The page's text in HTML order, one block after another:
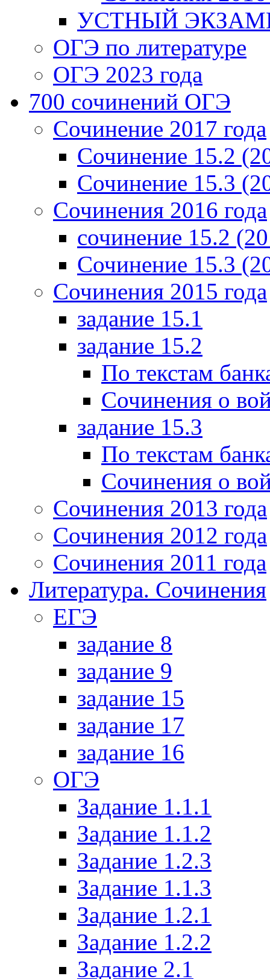
УСТНЫЙ
ОГЭ по литературе
ОГЭ 2023 года
700 cочинений ОГЭ
Сочинение 2017 года
Сочинение 15.2
Сочинение 15.3
Сочинения 2016 года
сочинение 15.2
Сочинение 15.3
Сочинения 2015 года
задание 15.1
задание 15.2
По текстам
Сочинения о
задание 15.3
По текстам
Сочинения о
Сочинения 2013 года
Сочинения 2012 года
Сочинения 2011 года
Литература. Сочинения
ЕГЭ
задание 8
задание 9
задание 15
задание 17
задание 16
ОГЭ
Задание 1.1.1
Задание 1.1.2
Задание 1.2.3
Задание 1.1.3
Задание 1.2.1
Задание 1.2.2
Задание 2.1